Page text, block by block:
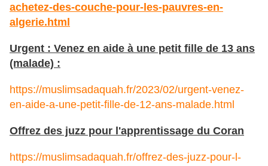
achetez-des-couche-pour-les-pauvres-en-
algerie.html
Urgent : Venez en aide à une petit fille de 13 ans
(malade) :
https://muslimsadaquah.fr/2023/02/urgent-venez-
en-aide-a-une-petit-fille-de-12-ans-malade.html
Offrez des juzz pour l'apprentissage du Coran
https://muslimsadaquah.fr/offrez-des-juzz-pour-l-